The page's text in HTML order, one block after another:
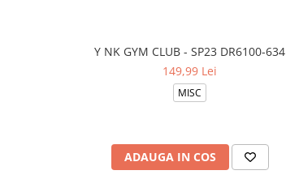
Y NK GYM CLUB - SP23 DR6100-634
149,99 Lei
MISC
ADAUGA IN COS